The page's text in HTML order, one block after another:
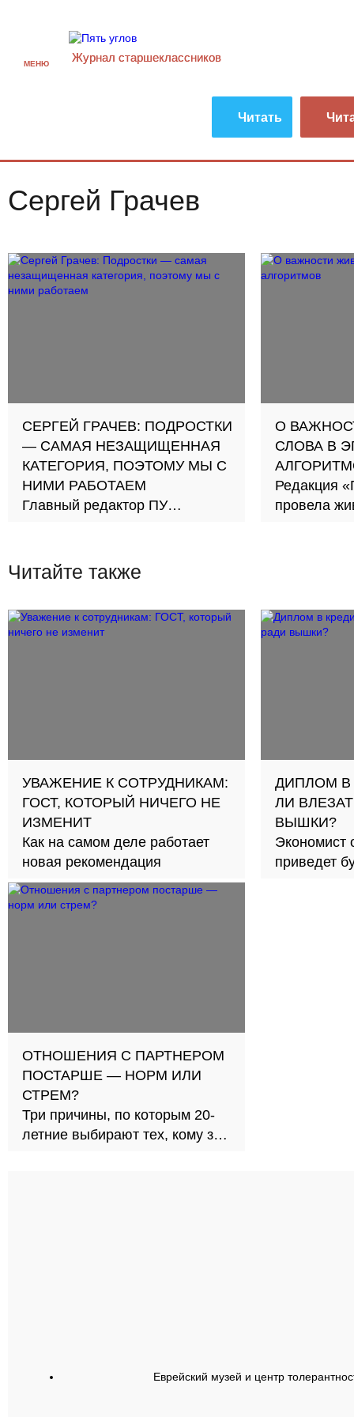
МЕНЮ Журнал старшекласcников
Читать
Сергей Грачев
СЕРГЕЙ ГРАЧЕВ: ПОДРОСТКИ
— САМАЯ НЕЗАЩИЩЕННАЯ
КАТЕГОРИЯ, ПОЭТОМУ МЫ С
НИМИ РАБОТАЕМ
Главный редактор ПУ
России»
О
СЛОВА В
Редакция
провела
Читайте также
УВАЖЕНИЕ К СОТРУДНИКАМ:
ГОСТ, КОТОРЫЙ НИЧЕГО НЕ
ИЗМЕНИТ
Как на самом деле работает
новая рекомендация
ДИПЛОМ В
ЛИ
ВЫШКИ?
Экономист
приведет
ОТНОШЕНИЯ С ПАРТНЕРОМ
ПОСТАРШЕ — НОРМ ИЛИ
СТРЕМ?
Три причины, по которым 20-
летние выбирают тех, кому за
Еврейский музей и центр